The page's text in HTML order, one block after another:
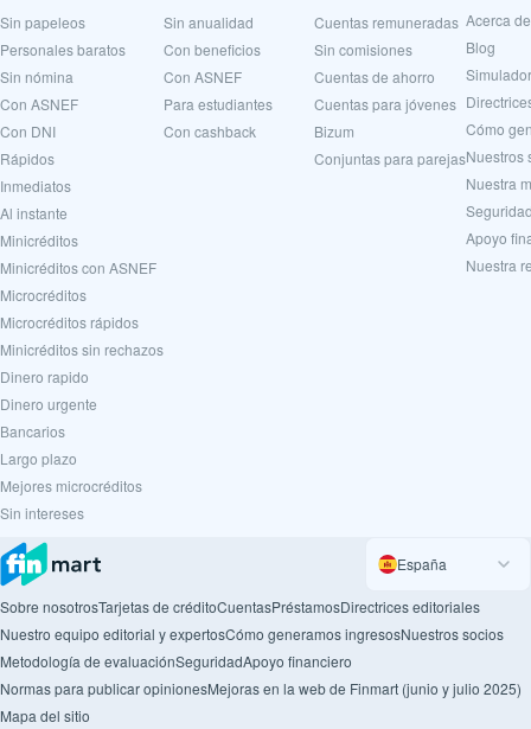
Sin papeleos
Personales baratos
Sin nómina
Con ASNEF
Con DNI
Rápidos
Inmediatos
Al instante
Minicréditos
Minicréditos con ASNEF
Microcréditos
Microcréditos rápidos
Minicréditos sin rechazos
Dinero rapido
Dinero urgente
Вancarios
Largo plazo
Mejores microcréditos
Sin intereses
Sin anualidad
Con beneficios
Con ASNEF
Para estudiantes
Con cashback
Cuentas remuneradas
Sin comisiones
Cuentas de ahorro
Cuentas para jóvenes
Bizum
Conjuntas para parejas
Acerca
Blog
Cómo
Nuestros
Nuestra
Apoyo
Nuestra
España
Sobre nosotrosTarjetas de créditoCuentasPréstamosDirectrices editoriales
Nuestro equipo editorial y expertosCómo generamos ingresosNuestros socios
Metodología de evaluaciónSeguridadApoyo financiero
Normas para publicar opinionesMejoras en la web de Finmart (junio y julio 2025)
Mapa del sitio